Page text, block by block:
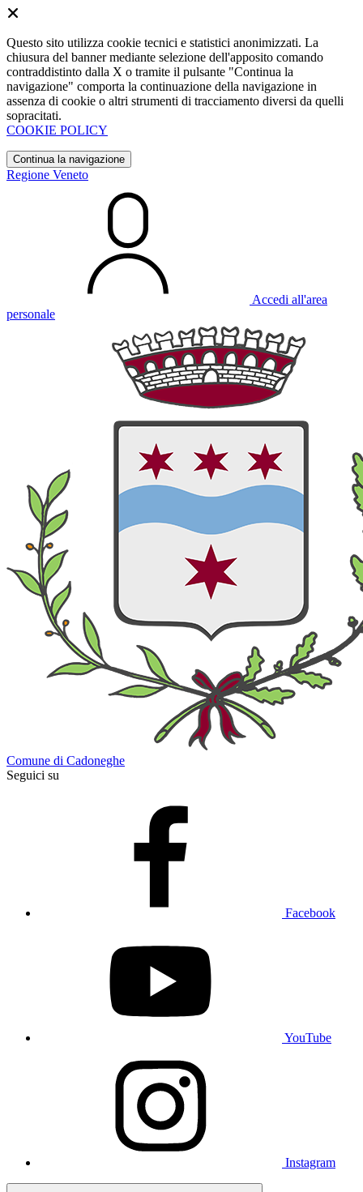
Questo sito utilizza cookie tecnici e statistici anonimizzati. La
chiusura del banner mediante selezione dell'apposito comando
contraddistinto dalla X o tramite il pulsante "Continua la
navigazione" comporta la continuazione della navigazione in
assenza di cookie o altri strumenti di tracciamento diversi da quelli
sopracitati.
COOKIE POLICY
Continua la navigazione
Regione Veneto
Accedi all'area
personale
Comune di Cadoneghe
Seguici su
Facebook
YouTube
Instagram